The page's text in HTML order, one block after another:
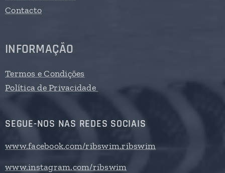
Contacto
INFORMAÇÃO
Termos e Condições
Política de Privacidade
SEGUE-NOS NAS REDES SOCIAIS
www.facebook.com/ribswim.ribswim
www.instagram.com/ribswim